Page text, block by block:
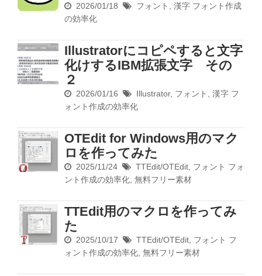
2026/01/18 フォント 漢字 フォント作成
の効率化
Illustratorにコピペすると文字
化けするIBM拡張文字 その
２
2026/01/16 Illustrator, フォント 漢字 フ
ォント作成の効率化
OTEdit for Windows用のマク
ロを作ってみた
2025/11/24 TTEdit/OTEdit フォント フォ
ント作成の効率化 無料フリー素材
TTEdit用のマクロを作ってみ
た
2025/10/17 TTEdit/OTEdit フォント フ
ォント作成の効率化 無料フリー素材